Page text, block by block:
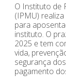
O Instituto de
(IPMU)
para
instituto. O
2025 e tem
vida,
segurança
pagamento